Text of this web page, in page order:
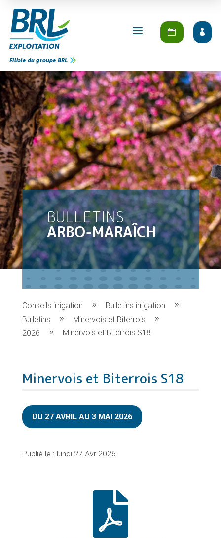
a
Filiale du groupe BRL
BULLETINS
ARBO-MARAÎCH
Conseils irrigation
Bulletins irrigation
Bulletins
Minervois et Biterrois
2026
Minervois et Biterrois S18
Minervois et Biterrois S18
DU 27 AVRIL AU 3 MAI 2026
lundi 27 Avr 2026
